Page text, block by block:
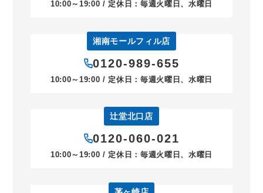
10:00～19:00 / 定休日：毎週火曜日、水曜日
湘南モールフィル店
0120-989-655
10:00～19:00 / 定休日：毎週火曜日、水曜日
辻堂北口店
0120-060-021
10:00～19:00 / 定休日：毎週火曜日、水曜日